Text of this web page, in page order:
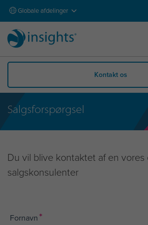
Globale afdelinger
Kontakt os
Salgsforspørgsel
Du vil blive kontaktet af en vores
salgskonsulenter
Fornavn*